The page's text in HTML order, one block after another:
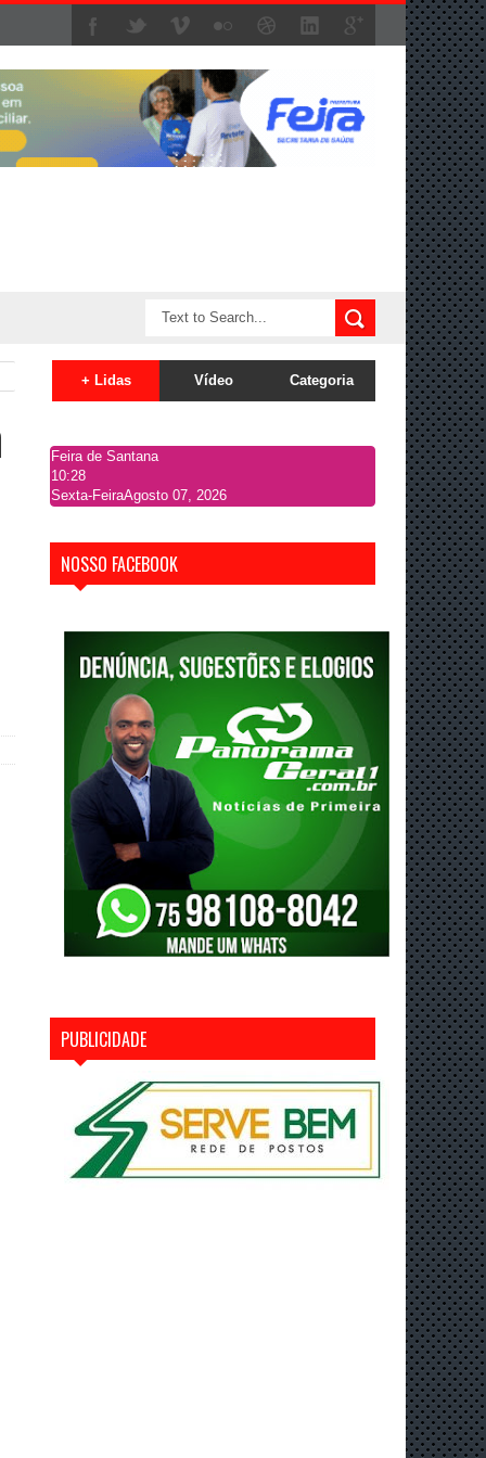
+ Lidas Vídeo Categoria
Feira de Santana
10:28
Sexta-FeiraAgosto 07, 2026
NOSSO FACEBOOK
PUBLICIDADE